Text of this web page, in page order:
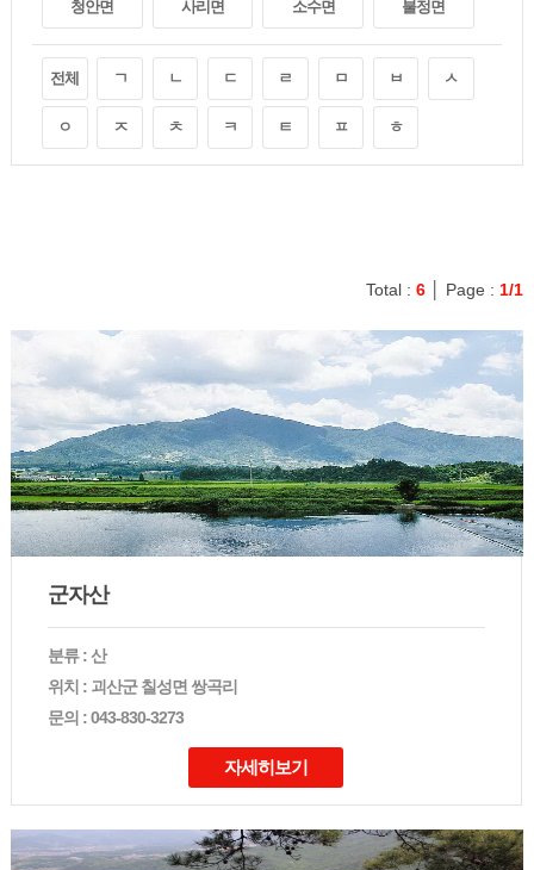
청안면 사리면 소수면 불정면
전체 ㄱ ㄴ ㄷ ㄹ ㅁ ㅂ ㅅ
ㅇ ㅈ ㅊ ㅋ ㅌ ㅍ ㅎ
Total :6 │ Page : 1/1
군자산
분류 : 산
위치 : 괴산군 칠성면 쌍곡리
문의 : 043-830-3273
자세히보기